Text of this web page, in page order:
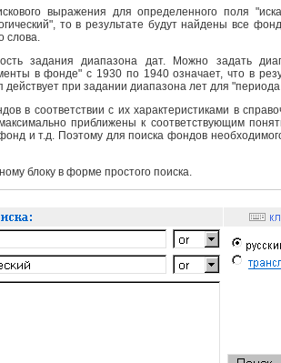
выражения для определенного поля
то в результате будут найдены все
слова.
задания диапазона дат. Можно задать
в фонде" с 1930 по 1940 означает, что в
при задании диапазона лет для
в соответствии с их характеристиками в
приближены к соответствующим
и т.д. Поэтому для поиска фондов
блоку в форме простого поиска.